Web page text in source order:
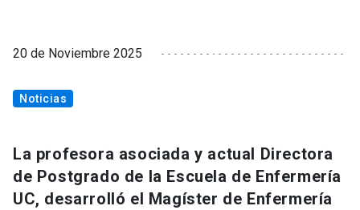
20 de Noviembre 2025
Noticias
La profesora asociada y actual Directora
de Postgrado de la Escuela de Enfermería
UC, desarrolló el Magíster de Enfermería